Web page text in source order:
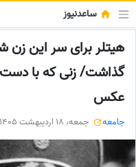
ساعدنیوز
گذاشت/ زنی که با
عکس
جامعه جمعه، 18 اردیبهشت 1405